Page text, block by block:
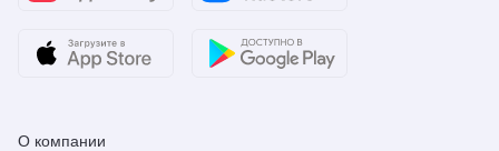
О компании